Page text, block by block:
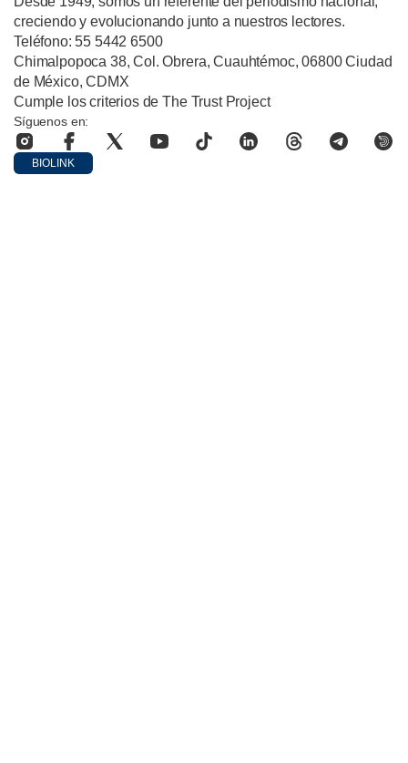
creciendo y evolucionando junto a nuestros lectores.
Teléfono: 55 5442 6500
Chimalpopoca 38, Col. Obrera, Cuauhtémoc, 06800 Ciudad
de México, CDMX
Cumple los criterios de The Trust Project
Síguenos en:
BIOLINK